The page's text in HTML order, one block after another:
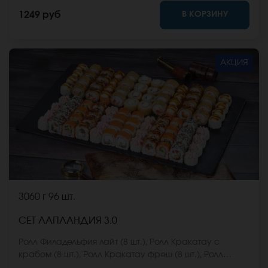
имбирь, васаби и соевый соус. Они не входят в
стоимость заказа. *Внешний вид блюда может
1249 руб В КОРЗИНУ
АКЦИЯ
3060 г 96 шт.
СЕТ ЛАПЛАНДИЯ 3.0